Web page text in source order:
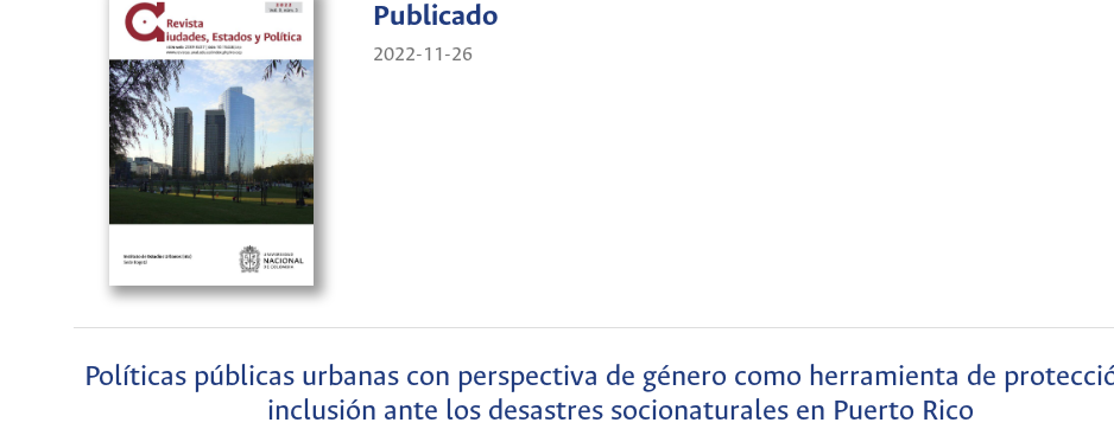
Publicado
2022-11-26
Políticas públicas urbanas con perspectiva de género como herramienta de
inclusión ante los desastres socionaturales en Puerto Rico